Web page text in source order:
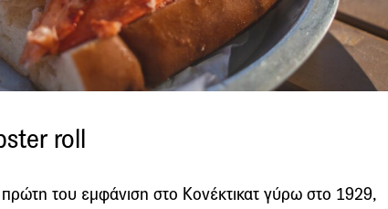
roll
του εμφάνιση στο Κονέκτικατ γύρω στο 1929,